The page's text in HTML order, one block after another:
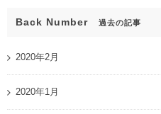
Back Number 過去の記事
2020年2月
2020年1月